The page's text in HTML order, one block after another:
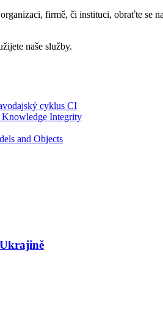
firmě, či instituci, obraťte se
naše služby.
cyklus CI
Knowledge Integrity
and Objects